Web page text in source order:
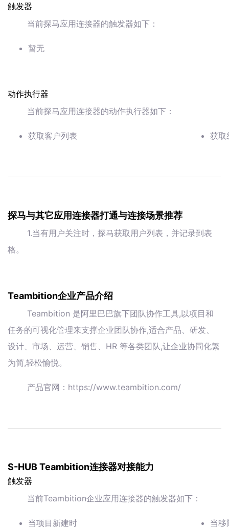
触发器
当前探马应用连接器的触发器如下：
暂无
动作执行器
当前探马应用连接器的动作执行器如下：
获取客户列表 获取
探马与其它应用连接器打通与连接场景推荐
1.当有用户关注时，探马获取用户列表，并记录到表
格。
Teambition企业产品介绍
Teambition 是阿里巴巴旗下团队协作工具,以项目和
任务的可视化管理来支撑企业团队协作,适合产品、研发、
设计、市场、运营、销售、HR 等各类团队,让企业协同化繁
为简,轻松愉悦。
产品官网：https://www.teambition.com/
S-HUB Teambition连接器对接能力
触发器
当前Teambition企业应用连接器的触发器如下：
当项目新建时
当移